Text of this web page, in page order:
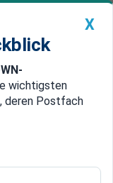
Premium
China
X
wichtigsten
deren Postfach